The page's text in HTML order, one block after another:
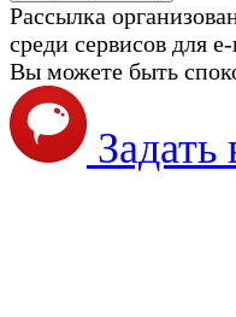
Рассылка
среди сервисов для
Вы можете быть